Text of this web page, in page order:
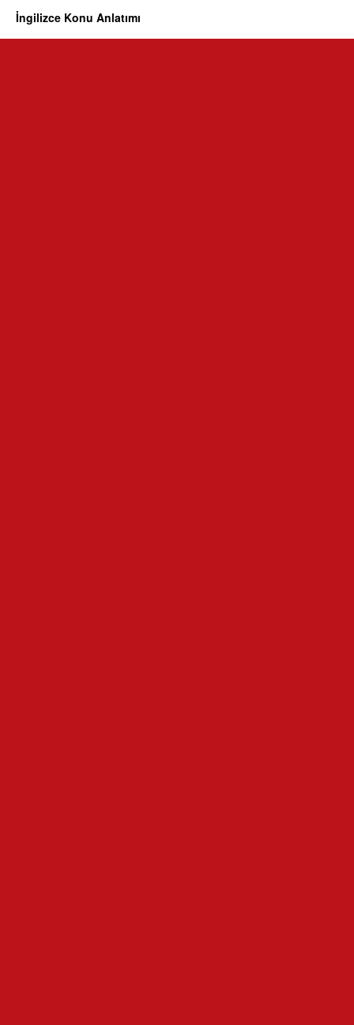
İngilizce Konu Anlatımı